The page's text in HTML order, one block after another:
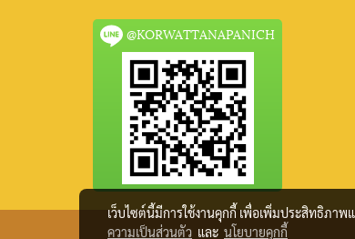
@KORWATTANAPANICH
เว็บไซต์นี้มีการใช้งานคุกกี้ เพื่อเพิ่มประสิทธิภา
ความเป็นส่วนตัว และ นโยบายคุกกี้